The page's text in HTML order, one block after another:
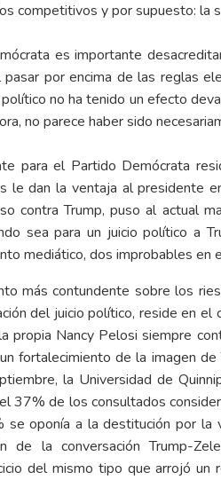
competitivos y por supuesto: la
es importante
por encima de las reglas
no ha tenido un efecto
no parece haber sido
para el Partido Demócrata
le dan la ventaja al presidente
contra Trump, puso al actual
sea para un juicio político a
mediático, dos improbables en
más contundente sobre los
del juicio político, reside en el
propia Nancy Pelosi siempre
fortalecimiento de la imagen de
la Universidad de
37% de los consultados
oponía a la destitución por la
la conversación Trump-
del mismo tipo que arrojó un